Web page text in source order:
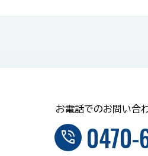
お電話でのお問い合
phone_in_talk 0470-